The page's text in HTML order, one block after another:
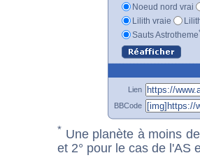
Noeud nord vrai
Lilith vraie
Sauts Astrotheme
Lien
BBCode
* Une planète à moins
et 2° pour le cas de l'AS